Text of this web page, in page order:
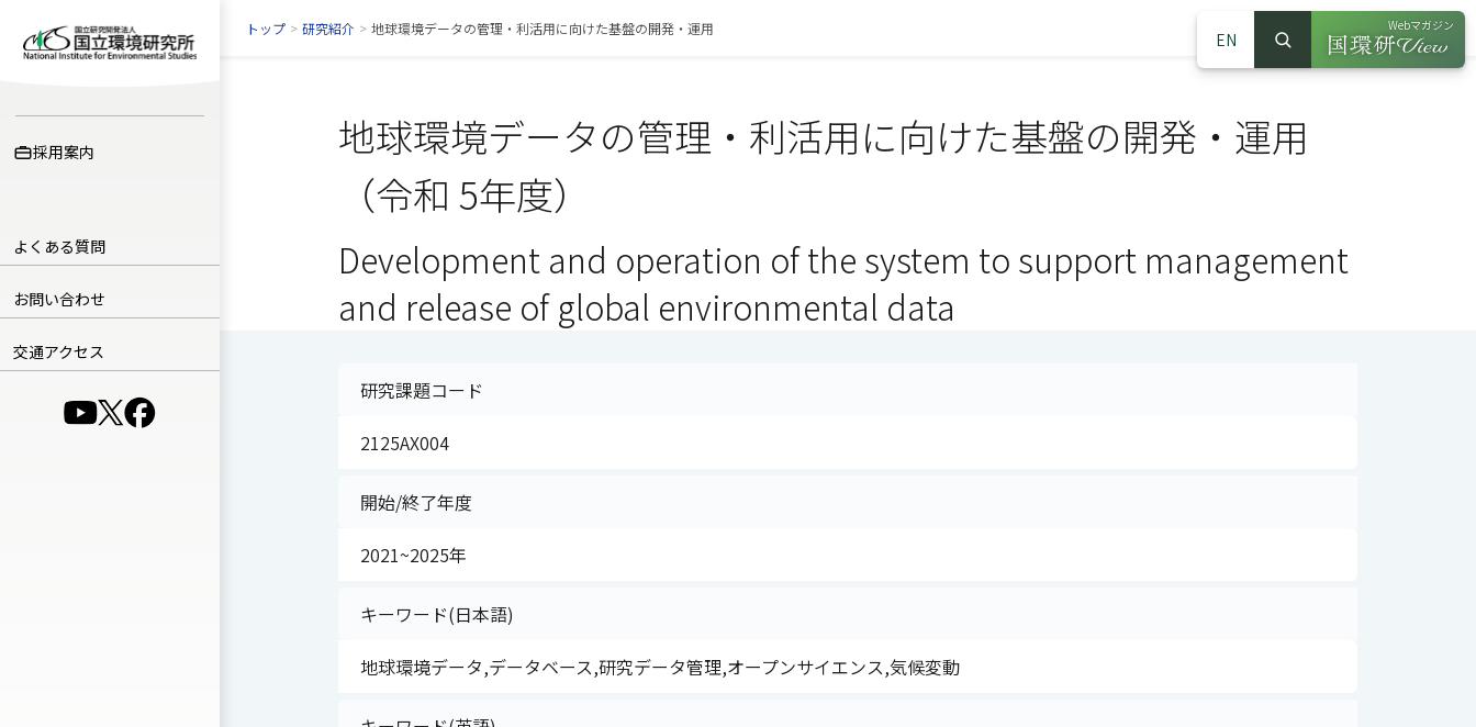
採用案内
よくある質問
お問い合わせ
交通アクセス
（別ウインドウで開きます）
（別ウインドウで開きます）
（別ウインドウで開きます）
EN
サイト内検索
検索
Webマガジン
（別ウインドウ
トップ > 研究紹介 > 地球環境データの管理・利活用に向けた基盤の開発・運用
地球環境データの管理・利活用に向けた基盤の開発・運用
（令和 5年度）
Development and operation of the system to support management
and release of global environmental data
研究課題コード
2125AX004
開始/終了年度
2021~2025年
キーワード(日本語)
地球環境データ,データベース,研究データ管理,オープンサイエンス,気候変動